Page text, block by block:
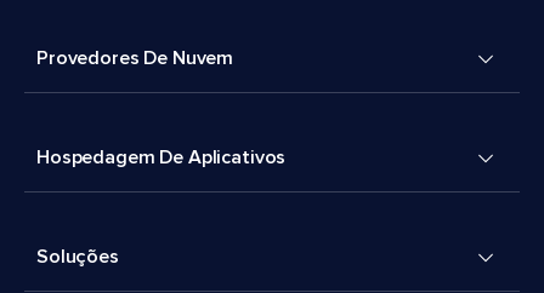
Provedores De Nuvem
Hospedagem De Aplicativos
Soluções